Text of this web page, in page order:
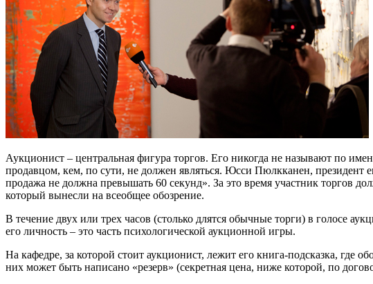
Аукционист – центральная фигура торгов. Его никогда не называют по
продавцом, кем, по сути, не должен являться. Юсси Пюлкканен, президент
продажа не должна превышать 60 секунд». За это время участник торгов
который вынесли на всеобщее обозрение.
В течение двух или трех часов (столько длятся обычные торги) в голосе
его личность – это часть психологической аукционной игры.
На кафедре, за которой стоит аукционист, лежит его книга-подсказка, где
них может быть написано «резерв» (секретная цена, ниже которой, по